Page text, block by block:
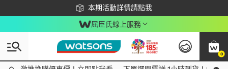
本期活動詳情請點我
下載app最高回饋$350
屈臣氏線上服務
0